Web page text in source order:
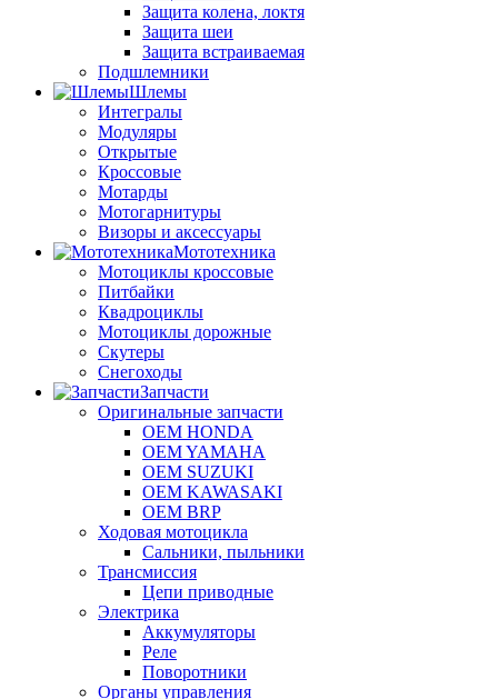
Защита колена, локтя
Защита шеи
Защита встраиваемая
Подшлемники
Шлемы
Интегралы
Модуляры
Открытые
Кроссовые
Мотарды
Мотогарнитуры
Визоры и аксессуары
Мототехника
Мотоциклы кроссовые
Питбайки
Квадроциклы
Мотоциклы дорожные
Скутеры
Снегоходы
Запчасти
Оригинальные запчасти
OEM HONDA
OEM YAMAHA
OEM SUZUKI
OEM KAWASAKI
OEM BRP
Ходовая мотоцикла
Сальники, пыльники
Трансмиссия
Цепи приводные
Электрика
Аккумуляторы
Реле
Поворотники
Органы управления